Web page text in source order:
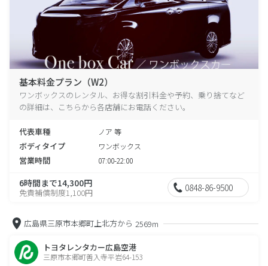
基本料金プラン（W2）
ワンボックスのレンタル、お得な割引料金や予約、乗り捨てなど
の詳細は、こちらから各店舗にお電話ください。
代表車種 ノア 等
ボディタイプ ワンボックス
営業時間 07:00-22:00
6時間まで14,300円
免責補償制度1,100円 0848-86-9500
広島県三原市本郷町上北方から 2569m
トヨタレンタカー広島空港
三原市本郷町善入寺平岩64-153